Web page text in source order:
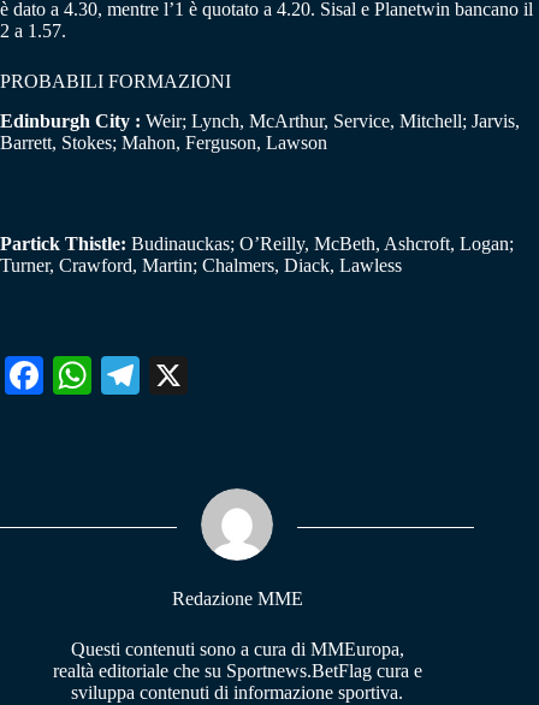
è dato a 4.30, mentre l’1 è quotato a 4.20. Sisal e Planetwin bancano il
2 a 1.57.
PROBABILI FORMAZIONI
Edinburgh City : Weir; Lynch, McArthur, Service, Mitchell; Jarvis,
Barrett, Stokes; Mahon, Ferguson, Lawson
Partick Thistle: Budinauckas; O’Reilly, McBeth, Ashcroft, Logan;
Turner, Crawford, Martin; Chalmers, Diack, Lawless
Fa W
pp
Te
m
Redazione MME
Questi contenuti sono a cura di MMEuropa,
realtà editoriale che su Sportnews.BetFlag cura e
sviluppa contenuti di informazione sportiva.